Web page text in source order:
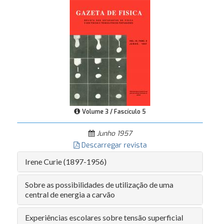
Volume 3 / Fascículo 5
Junho 1957
Descarregar revista
Irene Curie (1897-1956)
Sobre as possibilidades de utilização de uma
central de energia a carvão
Experiências escolares sobre tensão superficial